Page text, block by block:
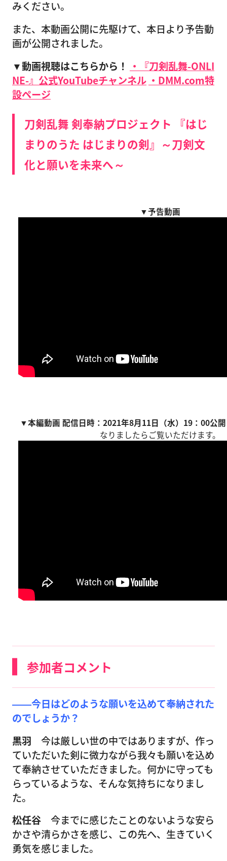
みください。
また、本動画公開に先駆けて、本日より予告動
画が公開されました。
▼動画視聴はこちらから！
・『刀剣乱舞-ONLI
NE-』公式YouTubeチャンネル ・DMM.com特
設ページ
刀剣乱舞 剣奉納プロジェクト 『はじ
まりのうた はじまりの剣』～刀剣文
化と願いを未来へ～
▼予告動画
▼本編動画 配信日時：2021年8月11日（水）19：00公
なりましたらご覧いただけます。
参加者コメント
――今日はどのような願いを込めて奉納された
のでしょうか？
黒羽 今は厳しい世の中ではありますが、作っ
ていただいた剣に微力ながら我々も願いを込め
て奉納させていただきました。何かに守っても
らっているような、そんな気持ちになりまし
た。
松任谷 今までに感じたことのないような安ら
かさや清らかさを感じ、この先へ、生きていく
勇気を感じました。